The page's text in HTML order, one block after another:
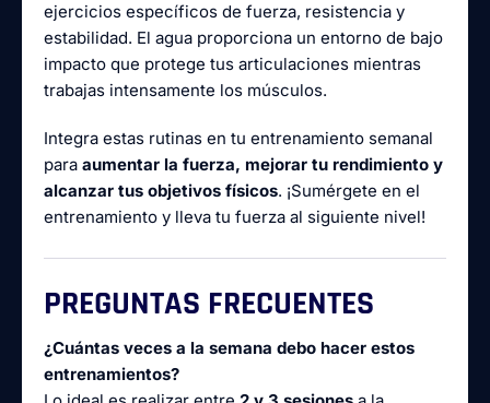
ejercicios específicos de fuerza, resistencia y
estabilidad. El agua proporciona un entorno de bajo
impacto que protege tus articulaciones mientras
trabajas intensamente los músculos.
Integra estas rutinas en tu entrenamiento semanal
para aumentar la fuerza, mejorar tu rendimiento y
alcanzar tus objetivos físicos. ¡Sumérgete en el
entrenamiento y lleva tu fuerza al siguiente nivel!
PREGUNTAS FRECUENTES
¿Cuántas veces a la semana debo hacer estos
entrenamientos?